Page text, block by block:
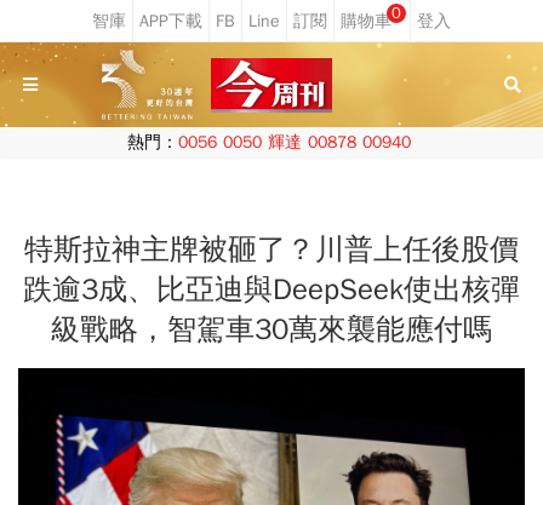
0
熱門： 0056 0050 輝達 00878 00940
特斯拉神主牌被砸了？川普上任後股價
跌逾3成、比亞迪與DeepSeek使出核彈
級戰略，智駕車30萬來襲能應付嗎